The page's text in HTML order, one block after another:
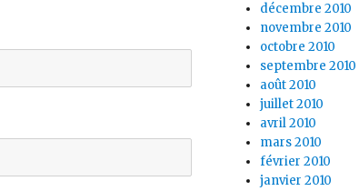
décembre 2010
novembre 2010
octobre 2010
septembre 2010
août 2010
juillet 2010
avril 2010
mars 2010
février 2010
janvier 2010